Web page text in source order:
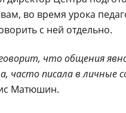
во время урока
с ней отдельно.
что общения
часто писала в личные
Матюшин.